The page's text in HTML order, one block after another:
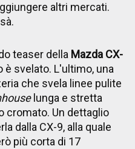
altri mercati.
teaser della Mazda CX-
è svelato. L'ultimo, una
che svela linee pulite
lunga e stretta
cromato. Un dettaglio
dalla CX-9, alla quale
più corta di 17